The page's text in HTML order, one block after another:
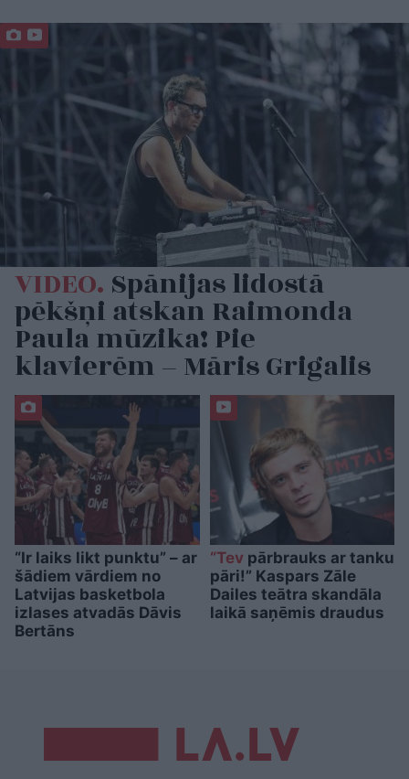
VIDEO. Spānijas lidostā
pēkšņi atskan Raimonda
Paula mūzika! Pie
klavierēm – Māris Grigalis
“Ir laiks likt punktu” – ar
šādiem vārdiem no
Latvijas basketbola
izlases atvadās Dāvis
Bertāns
“Tev pārbrauks ar tanku
pāri!” Kaspars Zāle
Dailes teātra skandāla
laikā saņēmis draudus